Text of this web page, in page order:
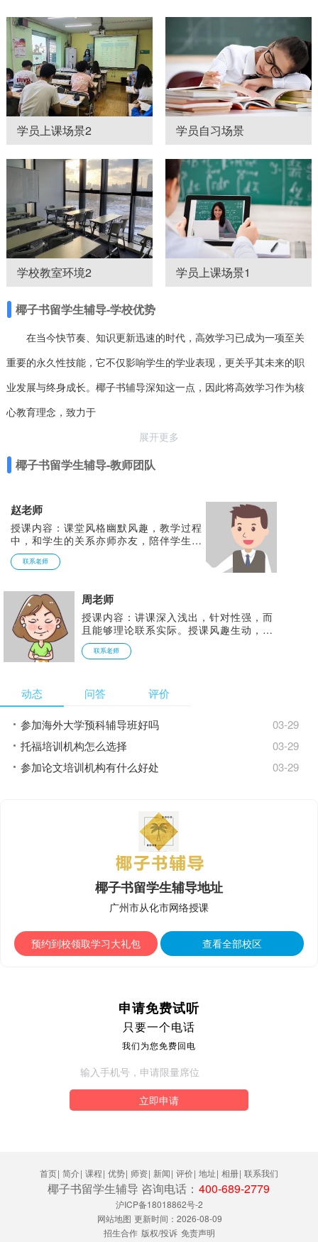
学员上课场景2 学员自习场景
学校教室环境2 学员上课场景1
椰子书留学生辅导-学校优势
在当今快节奏、知识更新迅速的时代，高效学习已成为一项至关
重要的永久性技能，它不仅影响学生的学业表现，更关乎其未来的职
业发展与终身成长。椰子书辅导深知这一点，因此将高效学习作为核
心教育理念，致力于
展开更多
椰子书留学生辅导-教师团队
赵老师
授课内容：课堂风格幽默风趣，教学过程
中，和学生的关系亦师亦友，陪伴学生过
步。授课生动活泼，具有亲和力，深受学
生家长喜欢，课后根据学生情况制定相关
学中帮助学生发现知识盲点，同时注重拓
展文章背景知识和行文结构，帮助学生养
成良好的阅读习惯。
联系老师
周老师
授课内容：讲课深入浅出，针对性强，而
且能够理论联系实际。授课风趣生动，知
识面广，思路开阔，授课生动形象，风格
特别，思路清晰明彻，对各门课的讲授有
点及难点把握准。每年都能准确预测重要
联系老师
动态 问答 评价
参加海外大学预科辅导班好吗
03-29
托福培训机构怎么选择
03-29
参加论文培训机构有什么好处
03-29
椰子书留学生辅导地址
广州市从化市网络授课
预约到校领取学习大礼包 查看全部校区
申请免费试听
只要一个电话
我们为您免费回电
立即申请
首页| 简介| 课程| 优势| 师资| 新闻| 评价| 地址| 相册| 联系我们
椰子书留学生辅导 咨询电话： 400-689-2779
沪ICP备18018862号-2
网站地图 更新时间：2026-08-09
招生合作 版权/投诉 免责声明